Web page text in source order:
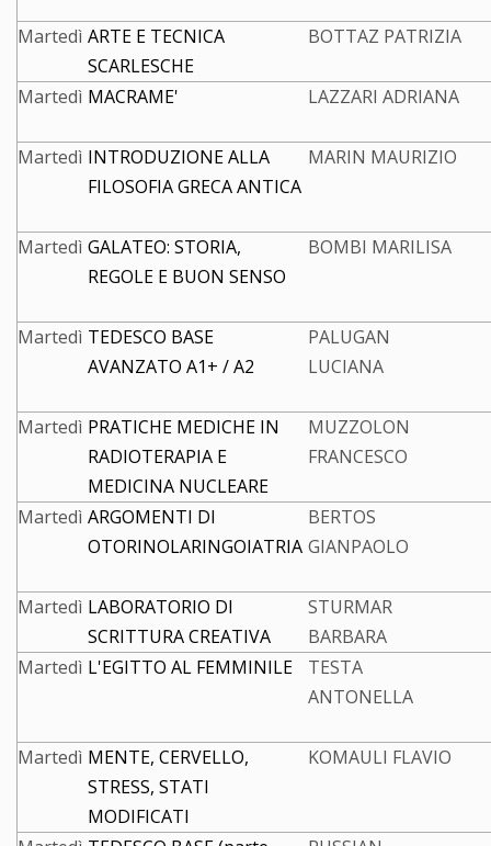
Martedì ARTE E TECNICA
SCARLESCHE
BOTTAZ PATRIZIA
Martedì MACRAME' LAZZARI ADRIANA
Martedì INTRODUZIONE ALLA
FILOSOFIA GRECA ANTICA
MARIN MAURIZIO
Martedì GALATEO: STORIA,
REGOLE E BUON SENSO
BOMBI MARILISA
Martedì TEDESCO BASE
AVANZATO A1+ / A2
PALUGAN
LUCIANA
Martedì PRATICHE MEDICHE IN
RADIOTERAPIA E
MEDICINA NUCLEARE
MUZZOLON
FRANCESCO
Martedì ARGOMENTI DI
OTORINOLARINGOIATRIA
BERTOS
GIANPAOLO
Martedì LABORATORIO DI
SCRITTURA CREATIVA
STURMAR
BARBARA
Martedì L'EGITTO AL FEMMINILE
TESTA
ANTONELLA
Martedì MENTE, CERVELLO,
STRESS, STATI
MODIFICATI
KOMAULI FLAVIO